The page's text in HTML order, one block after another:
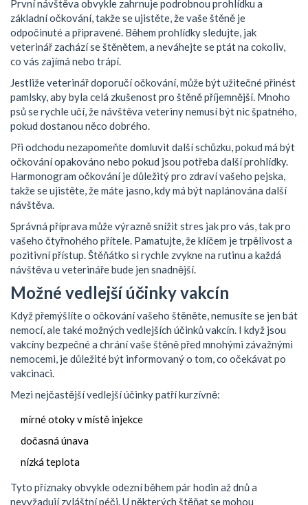
První návštěva obvykle zahrnuje podrobnou prohlídku a
základní očkování, takže se ujistěte, že vaše štěně je
odpočinuté a připravené. Během prohlídky sledujte, jak
veterinář zachází se štěnětem, a neváhejte se ptát na cokoliv,
co vás zajímá nebo trápí.
Jestliže veterinář doporučí očkování, může být užitečné přinést
pamlsky, aby byla celá zkušenost pro štěně příjemnější. Mnoho
psů se rychle učí, že návštěva veteriny nemusí být nic špatného,
pokud dostanou něco dobrého.
Při odchodu nezapomeňte domluvit další schůzku, pokud má být
očkování opakováno nebo pokud jsou potřeba další prohlídky.
Harmonogram očkování je důležitý pro zdraví vašeho pejska,
takže se ujistěte, že máte jasno, kdy má být naplánována další
návštěva.
Správná příprava může výrazně snížit stres jak pro vás, tak pro
vašeho čtyřnohého přítele. Pamatujte, že klíčem je trpělivost a
pozitivní přístup. Štěňátko si rychle zvykne na rutinu a každá
návštěva u veterináře bude jen snadnější.
Možné vedlejší účinky vakcín
Když přemýšlíte o očkování vašeho štěněte, nemusíte se jen bát
nemocí, ale také možných vedlejších účinků vakcín. I když jsou
vakcíny bezpečné a chrání vaše štěně před mnohými závažnými
nemocemi, je důležité být informovaný o tom, co očekávat po
vakcinaci.
Mezi nejčastější vedlejší účinky patří kurzívně:
mírné otoky v místě injekce
dočasná únava
nízká teplota
Tyto příznaky obvykle odezní během pár hodin až dnů a
nevyžadují zvláštní péči. U některých štěňat se mohou